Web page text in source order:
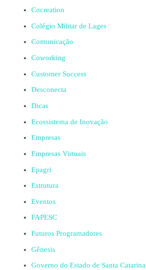
Cocreation
Colégio Militar de Lages
Comunicação
Coworking
Customer Success
Desconecta
Dicas
Ecossistema de Inovação
Empresas
Empresas Virtuais
Epagri
Estrutura
Eventos
FAPESC
Futuros Programadores
Gênesis
Governo do Estado de Santa Catarina